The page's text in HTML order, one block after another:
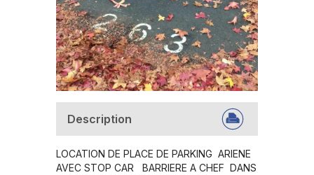
Description
LOCATION DE PLACE DE PARKING  ARIENE
AVEC STOP CAR   BARRIERE A CHEF  DANS